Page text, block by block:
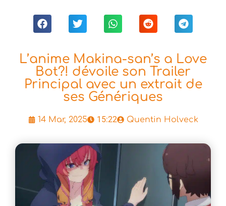
L’anime Makina-san’s a Love
Bot?! dévoile son Trailer
Principal avec un extrait de
ses Génériques
14 Mar, 2025 15:22 Quentin Holveck